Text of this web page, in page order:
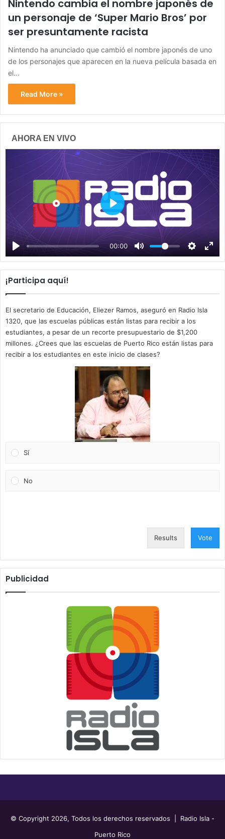
Nintendo cambia el nombre japonés de
un personaje de ‘Super Mario Bros’ por
ser presuntamente racista
Nintendo ha anunciado que cambió el nombre japonés de uno
de los personajes que aparecen en la nueva película basada en
el…
Read More »
AHORA EN VIVO
00:00
P
y
¡Participa aquí!
El secretario de Educación, Eliezer Ramos, aseguró en Radio Isla
1320, que las escuelas públicas están listas para recibir a los
estudiantes, a pesar de un recorte presupuestario de $1,200
millones. ¿Crees que las escuelas de Puerto Rico están listas para
recibir a los estudiantes en este inicio de clases?
Sí
No
Results Vote
Publicidad
© Copyright 2026, Todos los derechos reservados | Radio Isla -
Puerto Rico